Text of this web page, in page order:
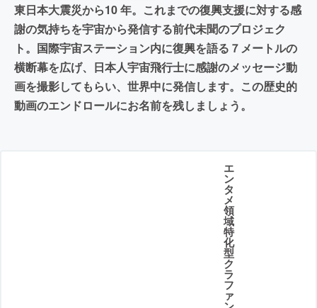
東日本大震災から10 年。これまでの復興支援に対する感
謝の気持ちを宇宙から発信する前代未聞のプロジェク
ト。国際宇宙ステーション内に復興を語る７メートルの
横断幕を広げ、日本人宇宙飛行士に感謝のメッセージ動
画を撮影してもらい、世界中に発信します。この歴史的
動画のエンドロールにお名前を残しましょう。
エ
ン
タ
メ
領
域
特
化
型
ク
ラ
フ
ァ